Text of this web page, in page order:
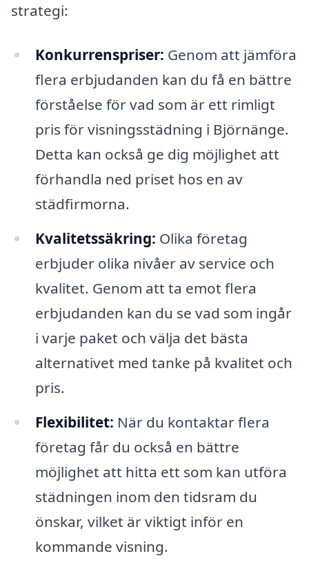
strategi:
Konkurrenspriser: Genom att jämföra
flera erbjudanden kan du få en bättre
förståelse för vad som är ett rimligt
pris för visningsstädning i Björnänge.
Detta kan också ge dig möjlighet att
förhandla ned priset hos en av
städfirmorna.
Kvalitetssäkring: Olika företag
erbjuder olika nivåer av service och
kvalitet. Genom att ta emot flera
erbjudanden kan du se vad som ingår
i varje paket och välja det bästa
alternativet med tanke på kvalitet och
pris.
Flexibilitet: När du kontaktar flera
företag får du också en bättre
möjlighet att hitta ett som kan utföra
städningen inom den tidsram du
önskar, vilket är viktigt inför en
kommande visning.